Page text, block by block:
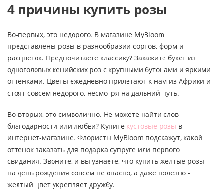
4 причины купить розы
Во-первых, это недорого. В магазине MyBloom
представлены розы в разнообразии сортов, форм и
расцветок. Предпочитаете классику? Закажите букет из
одноголовых кенийских роз с крупными бутонами и яркими
оттенками. Цветы ежедневно прилетают к нам из Африки и
стоят совсем недорого, несмотря на дальний путь.
Во-вторых, это символично. Не можете найти слов
благодарности или любви? Купите кустовые розы в
интернет-магазине. Флористы MyBloom подскажут, какой
оттенок заказать для подарка супруге или первого
свидания. Звоните, и вы узнаете, что купить желтые розы
на день рождения совсем не опасно, а даже полезно -
желтый цвет укрепляет дружбу.